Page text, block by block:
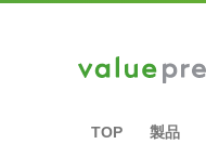
TOP 製品